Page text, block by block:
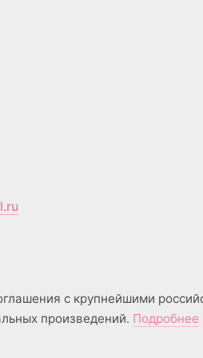
с крупнейшими
произведений. Подробнее